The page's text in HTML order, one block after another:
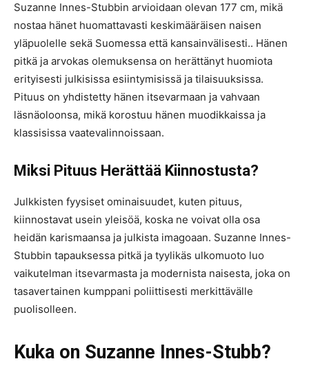
Suzanne Innes-Stubbin arvioidaan olevan 177 cm, mikä
nostaa hänet huomattavasti keskimääräisen naisen
yläpuolelle sekä Suomessa että kansainvälisesti.. Hänen
pitkä ja arvokas olemuksensa on herättänyt huomiota
erityisesti julkisissa esiintymisissä ja tilaisuuksissa.
Pituus on yhdistetty hänen itsevarmaan ja vahvaan
läsnäoloonsa, mikä korostuu hänen muodikkaissa ja
klassisissa vaatevalinnoissaan.
Miksi Pituus Herättää Kiinnostusta?
Julkkisten fyysiset ominaisuudet, kuten pituus,
kiinnostavat usein yleisöä, koska ne voivat olla osa
heidän karismaansa ja julkista imagoaan. Suzanne Innes-
Stubbin tapauksessa pitkä ja tyylikäs ulkomuoto luo
vaikutelman itsevarmasta ja modernista naisesta, joka on
tasavertainen kumppani poliittisesti merkittävälle
puolisolleen.
Kuka on Suzanne Innes-Stubb?